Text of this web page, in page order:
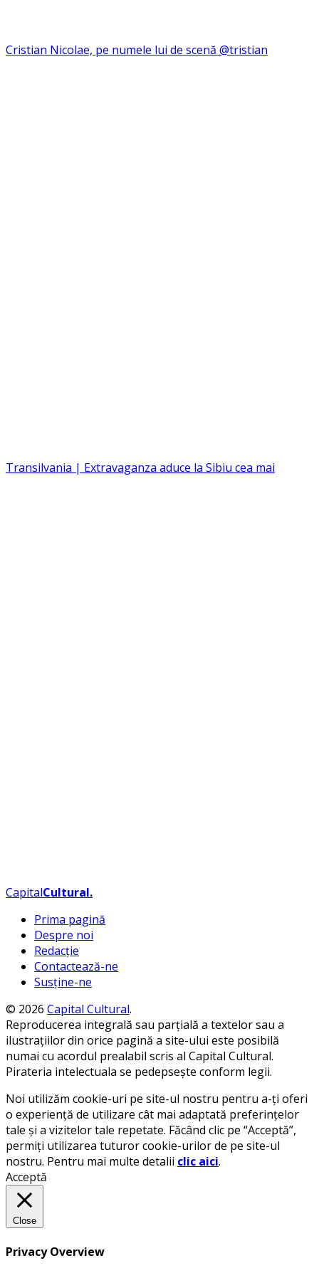
Cristian Nicolae, pe numele lui de scenă @tristian
Transilvania | Extravaganza aduce la Sibiu cea mai
CapitalCultural.
Prima pagină
Despre noi
Redacție
Contactează-ne
Susține-ne
© 2026 Capital Cultural.
Reproducerea integrală sau parțială a textelor sau a
ilustrațiilor din orice pagină a site-ului este posibilă
numai cu acordul prealabil scris al Capital Cultural.
Pirateria intelectuala se pedepsește conform legii.
Noi utilizăm cookie-uri pe site-ul nostru pentru a-ți oferi
o experiență de utilizare cât mai adaptată preferințelor
tale și a vizitelor tale repetate. Făcând clic pe “Acceptă”,
permiți utilizarea tuturor cookie-urilor de pe site-ul
nostru. Pentru mai multe detalii clic aici.
Acceptă
Close
Privacy Overview